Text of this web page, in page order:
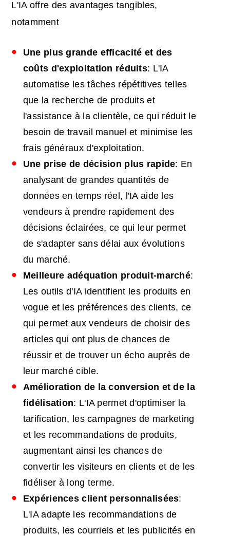
L'IA offre des avantages tangibles,
notamment
Une plus grande efficacité et des
coûts d'exploitation réduits: L'IA
automatise les tâches répétitives telles
que la recherche de produits et
l'assistance à la clientèle, ce qui réduit le
besoin de travail manuel et minimise les
frais généraux d'exploitation.
Une prise de décision plus rapide: En
analysant de grandes quantités de
données en temps réel, l'IA aide les
vendeurs à prendre rapidement des
décisions éclairées, ce qui leur permet
de s'adapter sans délai aux évolutions
du marché.
Meilleure adéquation produit-marché:
Les outils d'IA identifient les produits en
vogue et les préférences des clients, ce
qui permet aux vendeurs de choisir des
articles qui ont plus de chances de
réussir et de trouver un écho auprès de
leur marché cible.
Amélioration de la conversion et de la
fidélisation: L'IA permet d'optimiser la
tarification, les campagnes de marketing
et les recommandations de produits,
augmentant ainsi les chances de
convertir les visiteurs en clients et de les
fidéliser à long terme.
Expériences client personnalisées:
L'IA adapte les recommandations de
produits, les courriels et les publicités en